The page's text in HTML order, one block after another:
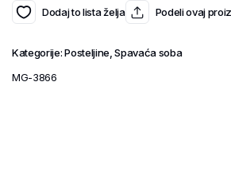
Dodaj to lista želja Podeli ovaj
Kategorije:Posteljine ,Spavaća soba
MG-3866